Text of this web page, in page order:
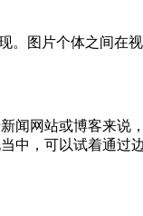
图片个体之间在
闻网站或博客来说
中，可以试着通过